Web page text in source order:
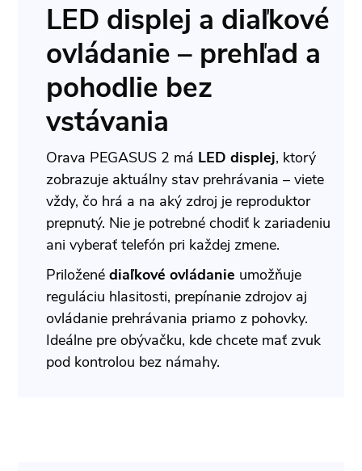
LED displej a diaľkové
ovládanie – prehľad a
pohodlie bez
vstávania
Orava PEGASUS 2 má LED displej, ktorý
zobrazuje aktuálny stav prehrávania – viete
vždy, čo hrá a na aký zdroj je reproduktor
prepnutý. Nie je potrebné chodiť k zariadeniu
ani vyberať telefón pri každej zmene.
Priložené diaľkové ovládanie umožňuje
reguláciu hlasitosti, prepínanie zdrojov aj
ovládanie prehrávania priamo z pohovky.
Ideálne pre obývačku, kde chcete mať zvuk
pod kontrolou bez námahy.